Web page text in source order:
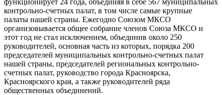
контрольно-счетных палат, в том числе самые крупные
палаты нашей страны. Ежегодно Союзом МКСО
организовывается общее собрание членов Союза МКСО и
этот год не стал исключением, объединив около 250
руководителей, основная часть из которых, порядка 200
председателей муниципальных контрольно-счетных палат
нашей страны, председателей региональных контрольно-
счетных палат, руководство города Красноярска,
Красноярского края, а также руководителей ряда
общественных объединений.